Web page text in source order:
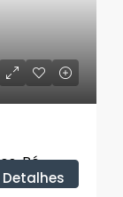
Pé-
Detalhes